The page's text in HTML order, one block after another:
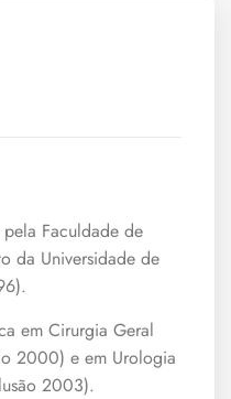
Faculdade de
da Universidade de
em Cirurgia Geral
2000) e em Urologia
2003).